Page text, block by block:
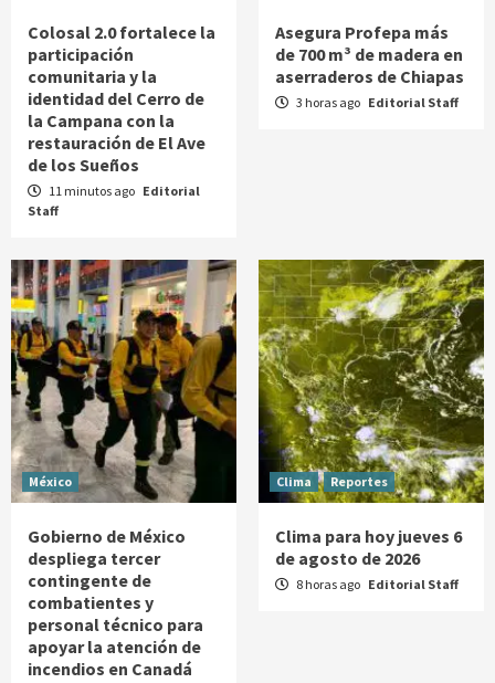
Colosal 2.0 fortalece la
participación
comunitaria y la
identidad del Cerro de
la Campana con la
restauración de El Ave
de los Sueños
11 minutos ago Editorial
Staff
Asegura Profepa más
de 700 m³ de madera en
aserraderos de Chiapas
3 horas ago Editorial Staff
México
Gobierno de México
despliega tercer
contingente de
combatientes y
personal técnico para
apoyar la atención de
incendios en Canadá
Clima Reportes
Clima para hoy jueves 6
de agosto de 2026
8 horas ago Editorial Staff